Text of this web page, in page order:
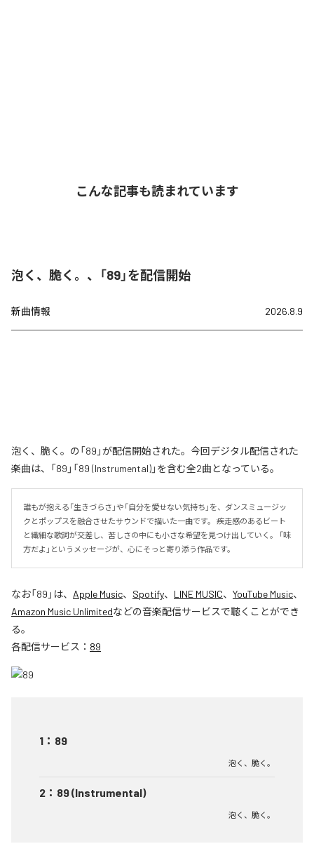
こんな記事も読まれています
泡く、脆く。、「89」を配信開始
新曲情報 2026.8.9
泡く、脆く。の「89」が配信開始された。今回デジタル配信された
楽曲は、「89」「89 (Instrumental)」を含む全2曲となっている。
誰もが抱える「生きづらさ」や「自分を愛せない気持ち」を、ダンスミュージッ
クとポップスを融合させたサウンドで描いた一曲です。 疾走感のあるビート
と繊細な歌詞が交差し、苦しさの中にも小さな希望を見つけ出していく。 「味
方だよ」というメッセージが、心にそっと寄り添う作品です。
なお「89 」は、 Apple Music、 Spotify、 LINE MUSIC、 YouTube Music、
Amazon Music Unlimitedなどの音楽配信サービスで聴くことができ
る。
各配信サービス： 89
1 ： 89
泡く、脆く。
2 ： 89 (Instrumental)
泡く、脆く。